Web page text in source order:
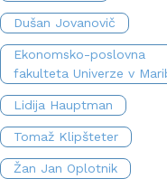
Dušan Jovanovič
Ekonomsko-poslovna
fakulteta Univerze v
Lidija Hauptman
Tomaž Klipšteter
Žan Jan Oplotnik